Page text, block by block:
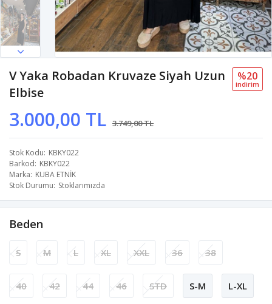
V Yaka Robadan Kruvaze Siyah Uzun
Elbise
3.000,00 TL 3.749,00 TL
%20
i̇ndi̇ri̇m
Stok Kodu KBKY022
Barkod KBKY022
Marka KUBA ETNİK
Stok Durumu Stoklarımızda
Beden
S M L XL XXL 36 38
40 42 44 46 STD S-M L-XL